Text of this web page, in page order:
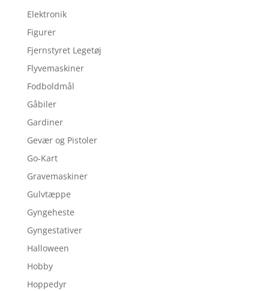
Elektronik
Figurer
Fjernstyret Legetøj
Flyvemaskiner
Fodboldmål
Gåbiler
Gardiner
Gevær og Pistoler
Go-Kart
Gravemaskiner
Gulvtæppe
Gyngeheste
Gyngestativer
Halloween
Hobby
Hoppedyr